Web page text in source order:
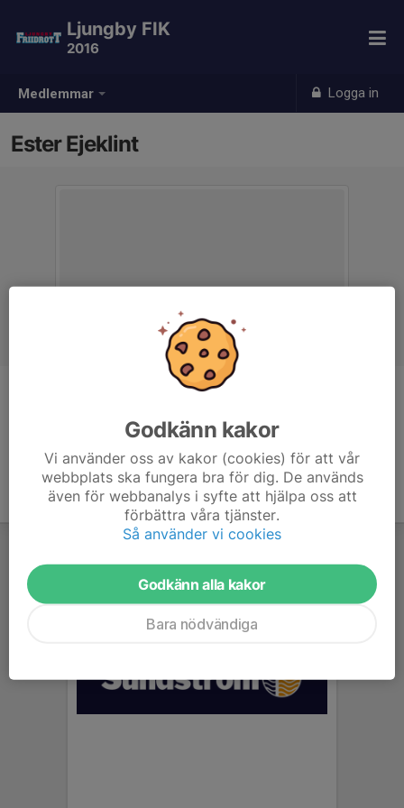
Medlemmar Logga in
Ljungby FIK
2016
Ester Ejeklint
Godkänn kakor
Vi använder oss av kakor (cookies) för att vår
webbplats ska fungera bra för dig. De används
även för webbanalys i syfte att hjälpa oss att
förbättra våra tjänster.
Så använder vi cookies
Godkänn alla kakor
Bara nödvändiga